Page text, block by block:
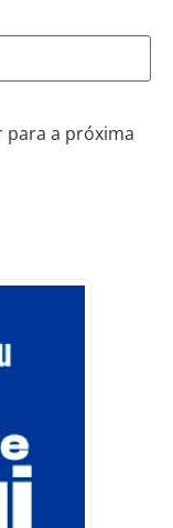
para a próxima